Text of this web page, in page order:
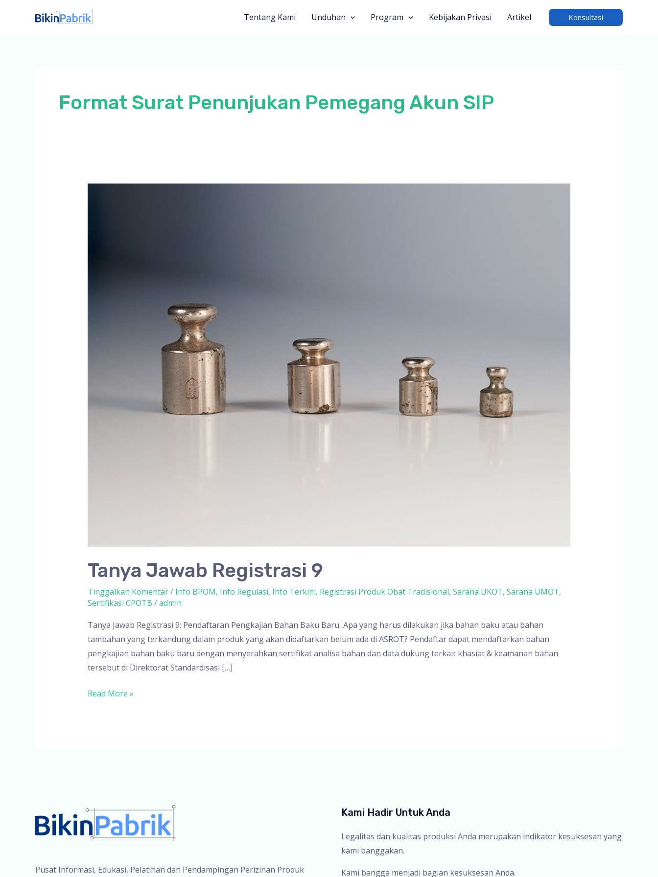
Tentang Kami Unduhan Program Kebijakan Privasi Artikel Konsultasi
Format Surat Penunjukan Pemegang Akun SIP
Tanya Jawab Registrasi 9
Tinggalkan Komentar/ Info BPOM, Info Regulasi, Info Terkini, Registrasi Produk Obat Tradisional, Sarana UKOT, Sarana UMOT,
Sertifikasi CPOTB /admin
Tanya Jawab Registrasi 9: Pendaftaran Pengkajian Bahan Baku Baru Apa yang harus dilakukan jika bahan baku atau bahan
tambahan yang terkandung dalam produk yang akan didaftarkan belum ada di ASROT? Pendaftar dapat mendaftarkan bahan
pengkajian bahan baku baru dengan menyerahkan sertifikat analisa bahan dan data dukung terkait khasiat & keamanan bahan
tersebut di Direktorat Standardisasi […]
Tanya
Read More »
Pusat Informasi, Edukasi, Pelatihan dan Pendampingan Perizinan Produk
Kami Hadir Untuk Anda
Legalitas dan kualitas produksi Anda merupakan indikator kesuksesan yang
kami banggakan.
Kami bangga menjadi bagian kesuksesan Anda.